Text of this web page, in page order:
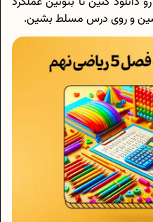
و روی درس مسلط بشین.